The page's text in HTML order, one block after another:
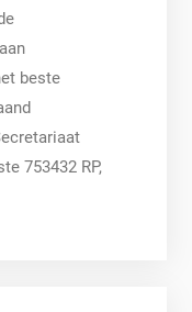
beste
753432 RP,